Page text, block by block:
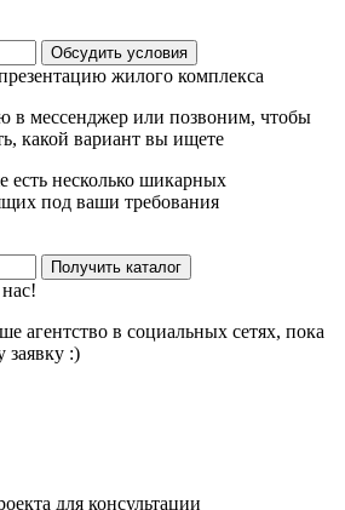
Обсудить условия
жилого комплекса
в мессенджер или позвоним, чтобы
какой вариант вы ищете
есть несколько шикарных
под ваши требования
Получить каталог
агентство в социальных сетях, пока
заявку :)
для консультации